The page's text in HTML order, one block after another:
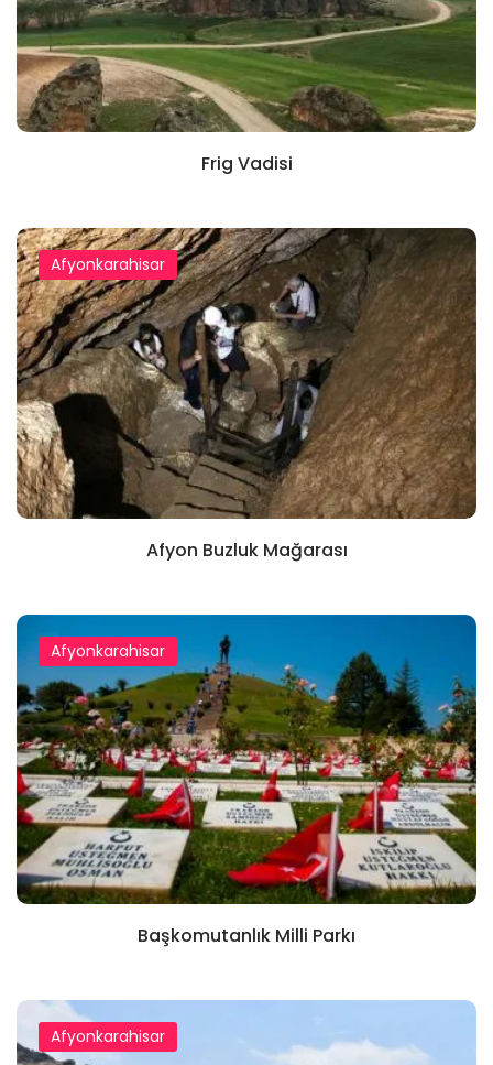
Frig Vadisi
Afyonkarahisar
Afyon Buzluk Mağarası
Afyonkarahisar
Başkomutanlık Milli Parkı
Afyonkarahisar